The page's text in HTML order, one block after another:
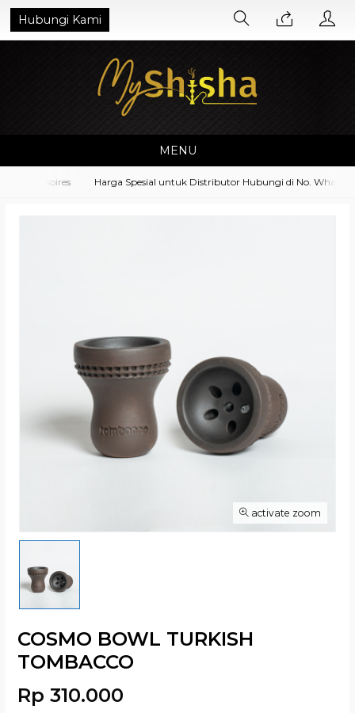
Hubungi Kami
MENU
Harga Spesial untuk Distributor Hubungi di No. Whatsapp
activate zoom
COSMO BOWL TURKISH
TOMBACCO
Rp 310.000